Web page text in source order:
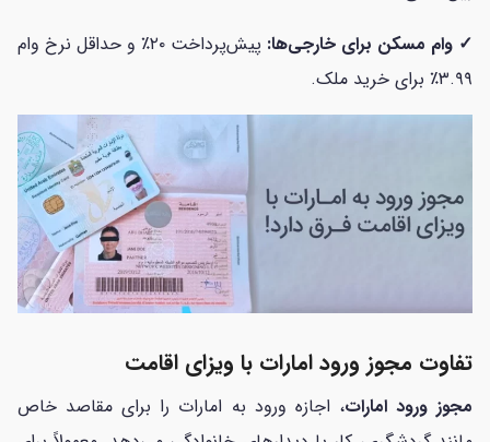
✓ وام مسکن برای خارجی‌ها:
پیش‌پرداخت ۲۰٪ و حداقل نرخ وام
۳.۹۹٪ برای خرید ملک.
تفاوت مجوز ورود امارات با ویزای اقامت
مجوز ورود امارات، اجازه ورود به امارات را برای مقاصد خاص